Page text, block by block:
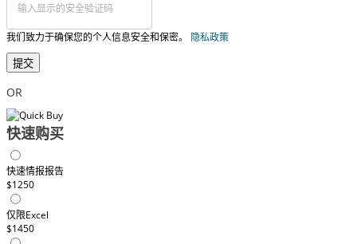
我们致力于确保您的个人信息安全和保密。 隐私政策
提交
OR
快速购买
快速情报报告
$1250
仅限Excel
$1450